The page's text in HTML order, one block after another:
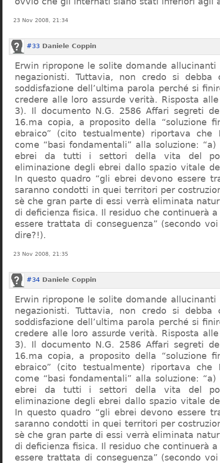
23 Nov 2008, 21:34
#33 Daniele Coppin
Erwin ripropone le solite domande
negazionisti. Tuttavia, non credo si debba
soddisfazione dell’ultima parola perché si
credere alle loro assurde verità. Risposta
3). Il documento N.G. 2586 Affari segreti
16.ma copia, a proposito della “soluzione
ebraico” (cito testualmente) riportava che
come “basi fondamentali” alla soluzione:
ebrei da tutti i settori della vita del
eliminazione degli ebrei dallo spazio vitale
In questo quadro “gli ebrei devono essere
saranno condotti in quei territori per
sè che gran parte di essi verrà eliminata
di deficienza fisica. Il residuo che continuerà
essere trattata di conseguenza” (secondo
dire?!).
23 Nov 2008, 21:35
#34 Daniele Coppin
Erwin ripropone le solite domande
negazionisti. Tuttavia, non credo si debba
soddisfazione dell’ultima parola perché si
credere alle loro assurde verità. Risposta
3). Il documento N.G. 2586 Affari segreti
16.ma copia, a proposito della “soluzione
ebraico” (cito testualmente) riportava che
come “basi fondamentali” alla soluzione:
ebrei da tutti i settori della vita del
eliminazione degli ebrei dallo spazio vitale
In questo quadro “gli ebrei devono essere
saranno condotti in quei territori per
sè che gran parte di essi verrà eliminata
di deficienza fisica. Il residuo che continuerà
essere trattata di conseguenza” (secondo